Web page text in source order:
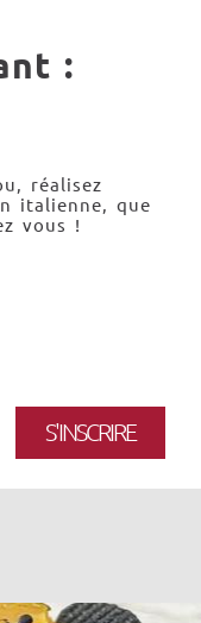
:
réalisez
italienne, que
vous !
S'INSCRIRE